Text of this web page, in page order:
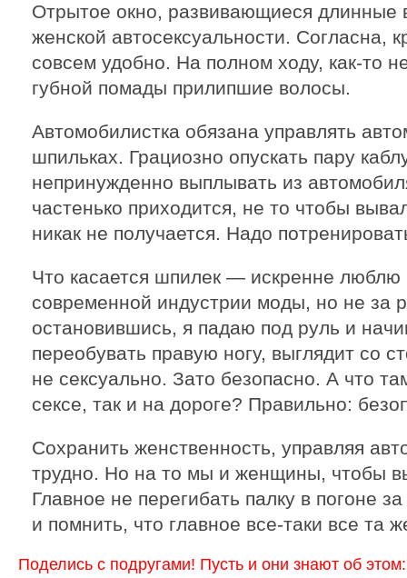
Отрытое окно, развивающиеся длинные
женской автосексуальности. Согласна,
совсем удобно. На полном ходу, как-то
губной помады прилипшие волосы.
Автомобилистка обязана управлять
шпильках. Грациозно опускать пару
непринужденно выплывать из
частенько приходится, не то чтобы
никак не получается. Надо
Что касается шпилек — искренне
современной индустрии моды, но не за
остановившись, я падаю под руль и
переобувать правую ногу, выглядит со
не сексуально. Зато безопасно. А что
сексе, так и на дороге? Правильно:
Сохранить женственность, управляя
трудно. Но на то мы и женщины, чтобы
Главное не перегибать палку в погоне за
и помнить, что главное все-таки все та
Поделись с подругами! Пусть и они знают об этом: